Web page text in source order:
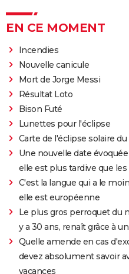
EN CE MOMENT
Incendies
Nouvelle canicule
Mort de Jorge Messi
Résultat Loto
Bison Futé
Lunettes pour l'éclipse
Carte de l'éclipse solaire du
Une nouvelle date
elle est plus tardive que
C'est la langue qui a le
elle est européenne
Le plus gros perroquet du
y a 30 ans, renaît grâce à
Quelle amende en cas
devez absolument savoir
vacances